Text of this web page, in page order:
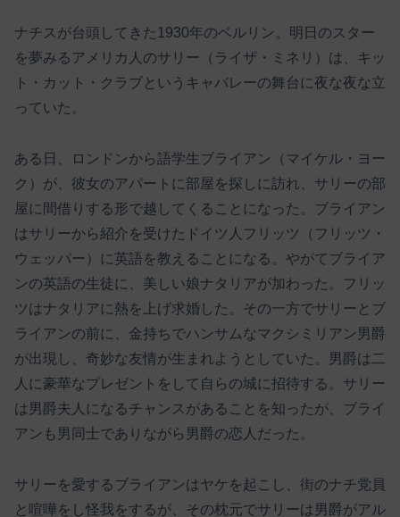
ナチスが台頭してきた1930年のベルリン。明日のスター
を夢みるアメリカ人のサリー（ライザ・ミネリ）は、キッ
ト・カット・クラブというキャバレーの舞台に夜な夜な立
っていた。
ある日、ロンドンから語学生ブライアン（マイケル・ヨー
ク）が、彼女のアパートに部屋を探しに訪れ、サリーの部
屋に間借りする形で越してくることになった。ブライアン
はサリーから紹介を受けたドイツ人フリッツ（フリッツ・
ウェッパー）に英語を教えることになる。やがてブライア
ンの英語の生徒に、美しい娘ナタリアが加わった。フリッ
ツはナタリアに熱を上げ求婚した。その一方でサリーとブ
ライアンの前に、金持ちでハンサムなマクシミリアン男爵
が出現し、奇妙な友情が生まれようとしていた。男爵は二
人に豪華なプレゼントをして自らの城に招待する。サリー
は男爵夫人になるチャンスがあることを知ったが、ブライ
アンも男同士でありながら男爵の恋人だった。
サリーを愛するブライアンはヤケを起こし、街のナチ党員
と喧嘩をし怪我をするが、その枕元でサリーは男爵がアル